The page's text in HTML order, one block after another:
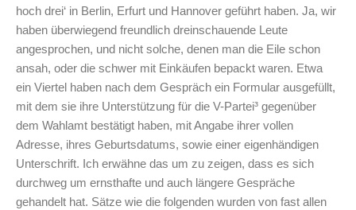
hoch drei‘ in Berlin, Erfurt und Hannover geführt haben. Ja, wir
haben überwiegend freundlich dreinschauende Leute
angesprochen, und nicht solche, denen man die Eile schon
ansah, oder die schwer mit Einkäufen bepackt waren. Etwa
ein Viertel haben nach dem Gespräch ein Formular ausgefüllt,
mit dem sie ihre Unterstützung für die V-Partei³ gegenüber
dem Wahlamt bestätigt haben, mit Angabe ihrer vollen
Adresse, ihres Geburtsdatums, sowie einer eigenhändigen
Unterschrift. Ich erwähne das um zu zeigen, dass es sich
durchweg um ernsthafte und auch längere Gespräche
gehandelt hat. Sätze wie die folgenden wurden von fast allen